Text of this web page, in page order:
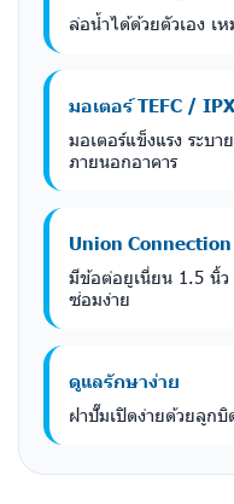
ล่อน้ำได้ด้วยตัวเอง เ
มอเตอร์ TEFC /
มอเตอร์แข็งแรง ระบ
ภายนอกอาคาร
Union Connection
มีข้อต่อยูเนี่ยน 1.5 นิ้
ซ่อมง่าย
ดูแลรักษาง่าย
ฝาปั๊มเปิดง่ายด้วยลูกบิ